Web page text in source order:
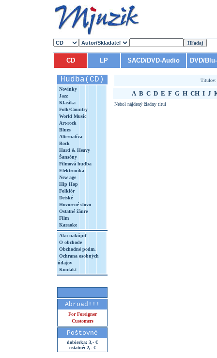
CD LP SACD/DVD-Audio DVD/
Hudba(CD)
Novinky
Jazz
Klasika
Folk/Country
World Music
Art-rock
Blues
Alternatíva
Rock
Hard & Heavy
Šansóny
Filmová hudba
Elektronika
New age
Hip Hop
Folklór
Detské
Hovorené slovo
Ostatné žánre
Film
Karaoke
Ako nakúpiť
O obchode
Obchodné podm.
Ochrana osobných
údajov
Kontakt
Abroad!!!
For Foreigner
Customers
Poštovné
dobierka: 3,- €
ostatné: 2,- €
A B C D E F G H CH I J
Nebol nájdený žiadny titul